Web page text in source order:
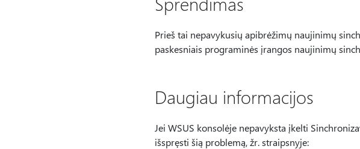
Prieš tai nepavykusių apibrėžimų naujinimų
paskesniais programinės įrangos naujinimų
Daugiau informacijos
Jei WSUS konsolėje nepavyksta įkelti
išspręsti šią problemą, žr. straipsnyje: